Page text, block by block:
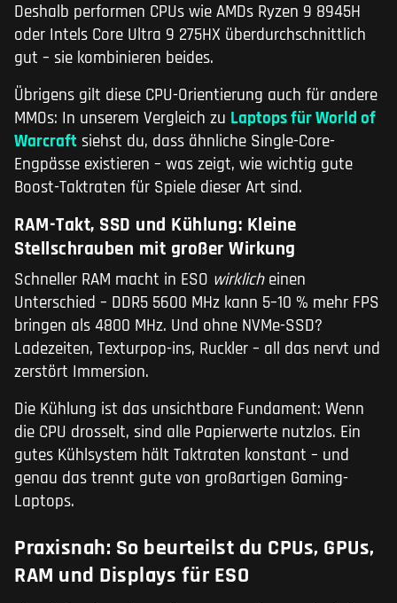
Deshalb performen CPUs wie AMDs Ryzen 9 8945H
oder Intels Core Ultra 9 275HX überdurchschnittlich
gut – sie kombinieren beides.
Übrigens gilt diese CPU-Orientierung auch für andere
MMOs: In unserem Vergleich zu Laptops für World of
Warcraft siehst du, dass ähnliche Single-Core-
Engpässe existieren – was zeigt, wie wichtig gute
Boost-Taktraten für Spiele dieser Art sind.
RAM-Takt, SSD und Kühlung: Kleine
Stellschrauben mit großer Wirkung
Schneller RAM macht in ESO wirklicheinen
Unterschied – DDR5 5600 MHz kann 5–10 % mehr FPS
bringen als 4800 MHz. Und ohne NVMe-SSD?
Ladezeiten, Texturpop-ins, Ruckler – all das nervt und
zerstört Immersion.
Die Kühlung ist das unsichtbare Fundament: Wenn
die CPU drosselt, sind alle Papierwerte nutzlos. Ein
gutes Kühlsystem hält Taktraten konstant – und
genau das trennt gute von großartigen Gaming-
Laptops.
Praxisnah: So beurteilst du CPUs, GPUs,
RAM und Displays für ESO